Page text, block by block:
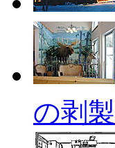
の剥製